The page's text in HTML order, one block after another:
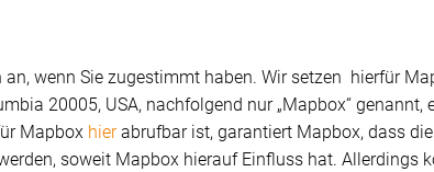
wenn Sie zugestimmt haben. Wir setzen hierfür
20005, USA, nachfolgend nur „Mapbox“
Mapbox hierabrufbar ist, garantiert Mapbox, dass
soweit Mapbox hierauf Einfluss hat. Allerdings